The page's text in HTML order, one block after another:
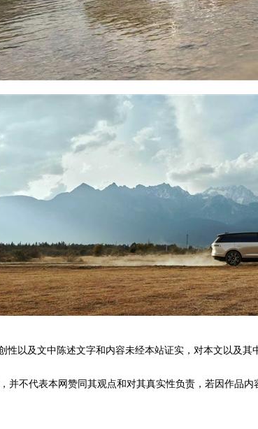
以及文中陈述文字和内容未经本站证实，对本文以及
不代表本网赞同其观点和对其真实性负责，若因作品